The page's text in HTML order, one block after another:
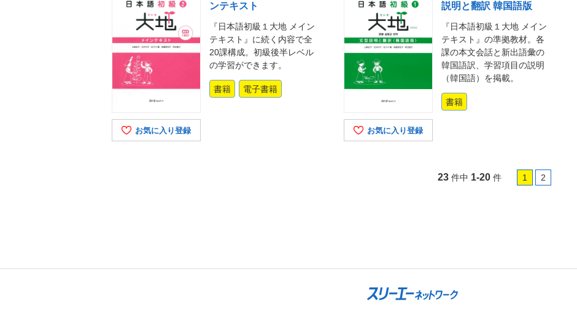
お気に入り登録
ンテキスト
『日本語初級１大地 メイン
テキスト』に続く内容で全
20課構成。初級後半レベル
の学習ができます。
書籍 電子書籍
お気に入り登録
説明と翻訳 韓国語版
『日本語初級１大地 メイン
テキスト』の準拠教材。各
課の本文会話と新出語彙の
韓国語訳、学習項目の説明
（韓国語）を掲載。
書籍
23 件中 1-20 件 1 2